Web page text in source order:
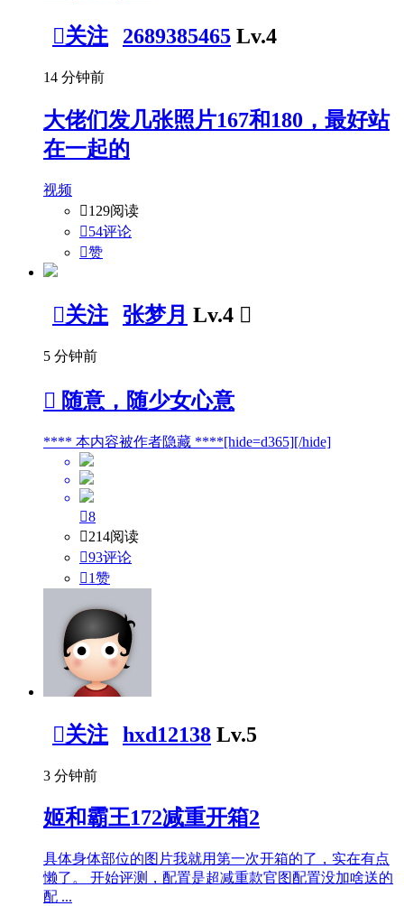
关注 2689385465 Lv.4
14 分钟前
大佬们发几张照片167和180，最好站
在一起的
视频
129阅读
54评论
赞
关注 张梦月 Lv.4 
5 分钟前
 随意，随少女心意
**** 本内容被作者隐藏 ****[hide=d365][/hide]
8
214阅读
93评论
1赞
关注 hxd12138 Lv.5
3 分钟前
姬和霸王172减重开箱2
具体身体部位的图片我就用第一次开箱的了，实在有点
懒了。 开始评测，配置是超减重款官图配置没加啥送的
配 ...